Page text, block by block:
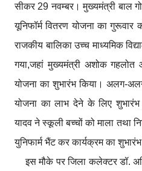
सीकर 29 नवम्बर। मुख्यमंत्री बाल
यूनिफॉर्म वितरण योजना का
राजकीय बालिका उच्च माध्यमिक
गया,जहां मुख्यमंत्री अशोक
योजना का शुभारंभ किया। अलग-
योजना का लाभ देने के लिए
यादव ने स्कूली बच्चों को माला तथा
युनिफार्म भैंट कर कार्यक्रम का
इस मौके पर जिला कलेक्टर डॉ.